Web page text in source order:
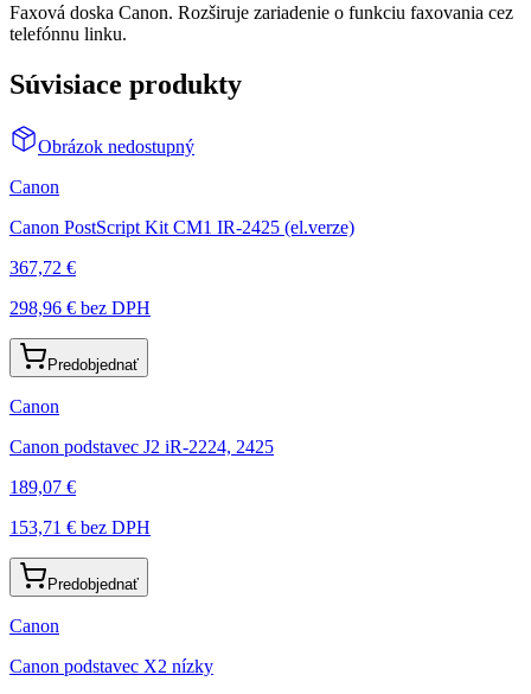
Faxová doska Canon. Rozširuje zariadenie o funkciu faxovania cez
telefónnu linku.
Súvisiace produkty
Obrázok nedostupný
Canon
Canon PostScript Kit CM1 IR-2425 (el.verze)
367,72 €
298,96 € bez DPH
Predobjednať
Canon
Canon podstavec J2 iR-2224, 2425
189,07 €
153,71 € bez DPH
Predobjednať
Canon
Canon podstavec X2 nízky